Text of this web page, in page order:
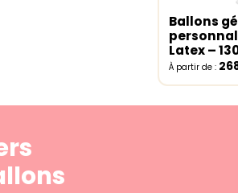
Select
Ballons
Latex –
À partir de :